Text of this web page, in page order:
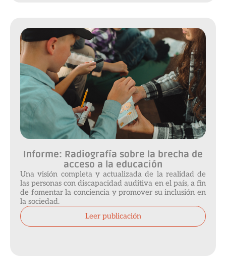
Informe: Radiografía sobre la brecha de
acceso a la educación
Una visión completa y actualizada de la realidad de
las personas con discapacidad auditiva en el país, a fin
de fomentar la conciencia y promover su inclusión en
la sociedad.
Leer publicación